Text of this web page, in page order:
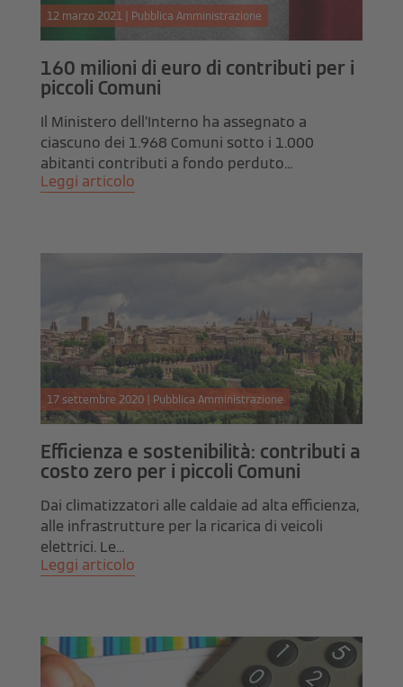
12 marzo 2021 | Pubblica Amministrazione
160 milioni di euro di contributi per i
piccoli Comuni
Il Ministero dell’Interno ha assegnato a
ciascuno dei 1.968 Comuni sotto i 1.000
abitanti contributi a fondo perduto...
Leggi articolo
17 settembre 2020 | Pubblica Amministrazione
Efficienza e sostenibilità: contributi a
costo zero per i piccoli Comuni
Dai climatizzatori alle caldaie ad alta efficienza,
alle infrastrutture per la ricarica di veicoli
elettrici. Le...
Leggi articolo